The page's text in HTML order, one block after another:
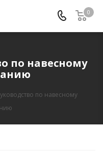
0
по навесному
по навесному